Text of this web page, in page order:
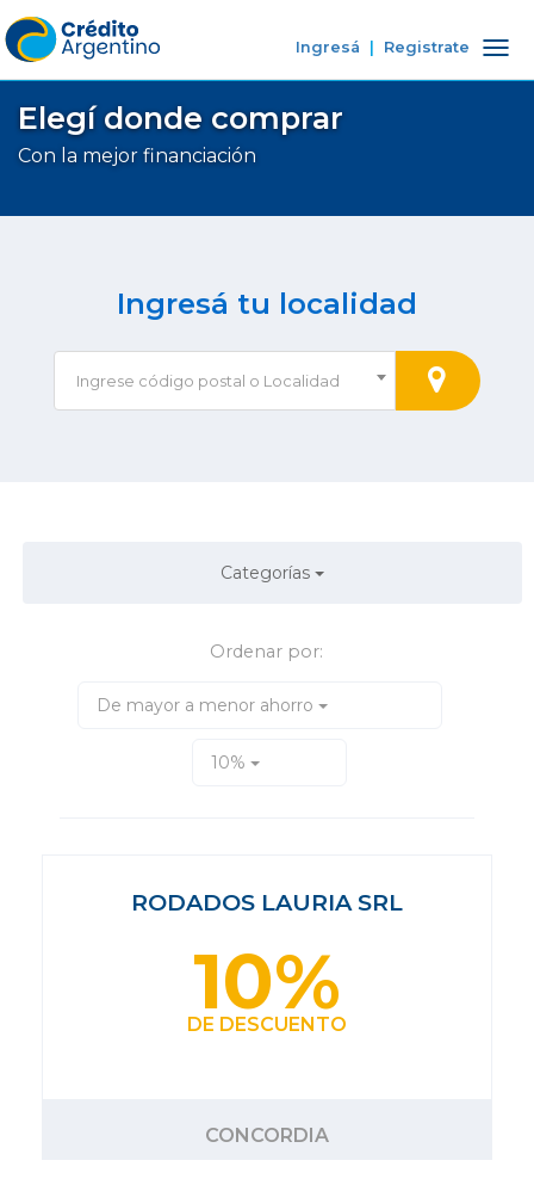
Ingresá Registrate
Elegí donde comprar
Con la mejor financiación
Ingresá tu localidad
Ingrese código postal o Localidad
Categorías
Ordenar por:
De mayor a menor ahorro
10%
RODADOS LAURIA SRL
10%
DE DESCUENTO
CONCORDIA